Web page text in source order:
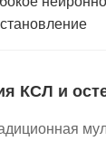
КСЛ и